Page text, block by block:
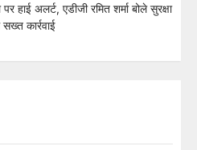
हाई अलर्ट, एडीजी रमित शर्मा बोले सुरक्षा
कार्रवाई